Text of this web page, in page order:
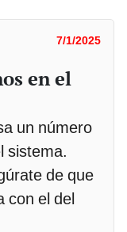
7/1/2025
en el
un número
sistema.
de que
con el del